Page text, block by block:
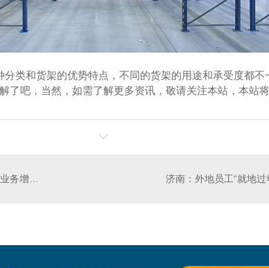
类和货架的优势特点，不同的货架的用途和承受度都不
了吧，当然，如需了解更多资讯，敬请关注本站，本站
赣锋锂业(002460)事项点评报告：业务增长恰逢周期上升 锂盐**继续升级 济南：外地员工“就地过